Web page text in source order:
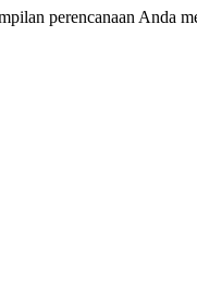
perencanaan Anda